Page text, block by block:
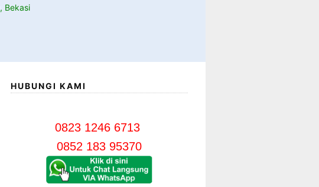
Bekasi
HUBUNGI KAMI
0823 1246 6713
0852 183 95370